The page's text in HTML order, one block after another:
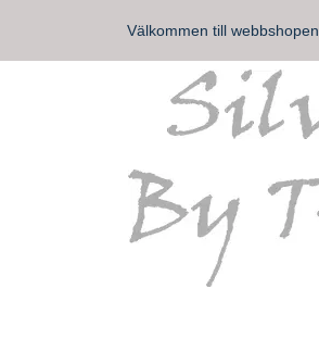
Välkommen till webbshopen